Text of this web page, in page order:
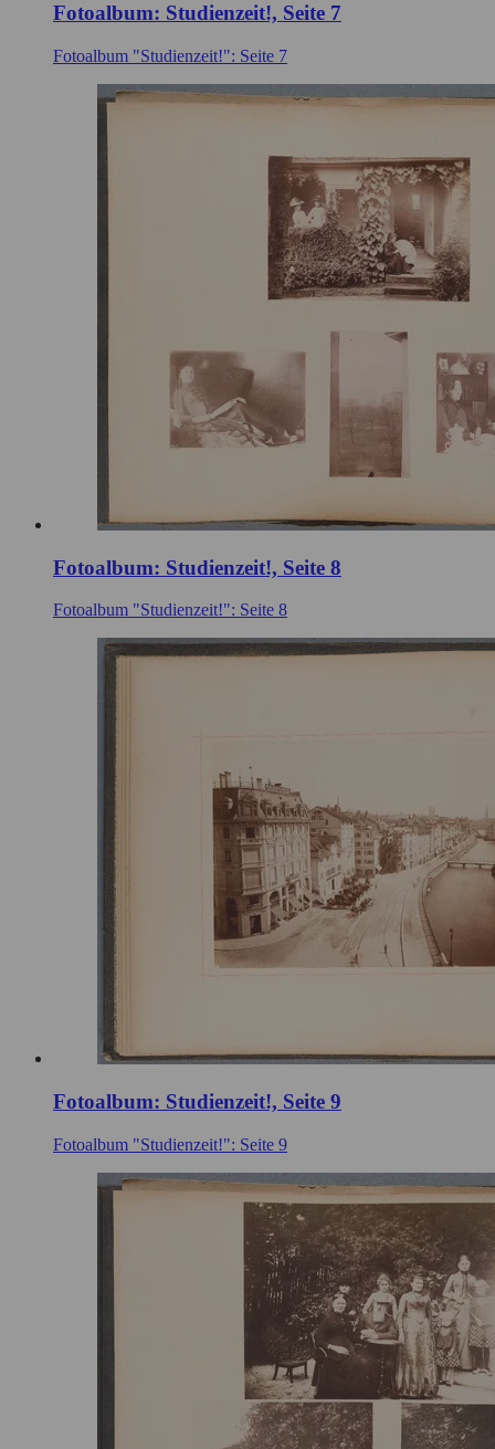
Fotoalbum: Studienzeit!, Seite 7
Fotoalbum "Studienzeit!": Seite 7
Fotoalbum: Studienzeit!, Seite 8
Fotoalbum "Studienzeit!": Seite 8
Fotoalbum: Studienzeit!, Seite 9
Fotoalbum "Studienzeit!": Seite 9